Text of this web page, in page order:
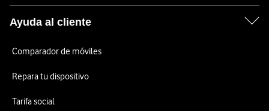
Ayuda al cliente
Comparador de móviles
Repara tu dispositivo
Tarifa social